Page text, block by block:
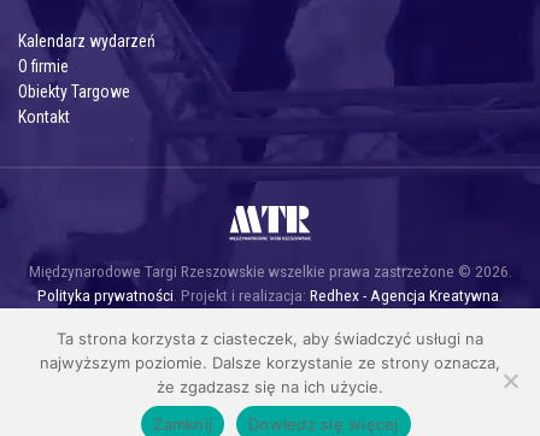
Kalendarz wydarzeń
O firmie
Obiekty Targowe
Kontakt
Międzynarodowe Targi Rzeszowskie wszelkie prawa zastrzeżone © 2026.
Polityka prywatności . Projekt i realizacja: Redhex - Agencja Kreatywna
Ta strona korzysta z ciasteczek, aby świadczyć usługi na
najwyższym poziomie. Dalsze korzystanie ze strony oznacza,
że zgadzasz się na ich użycie.
Zamknij
Dowiedz się więcej